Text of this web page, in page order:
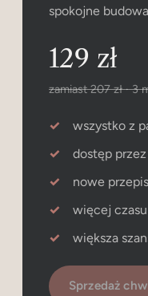
spokojne
129 zł
zamiast 207 zł · 3
wszystko z
dostęp
nowe
więcej
większa
Sprzedaż